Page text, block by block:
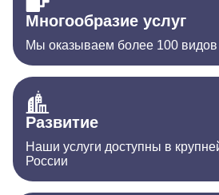
Многообразие услуг
Мы оказываем более 100 видов
Развитие
Наши услуги доступны в
России